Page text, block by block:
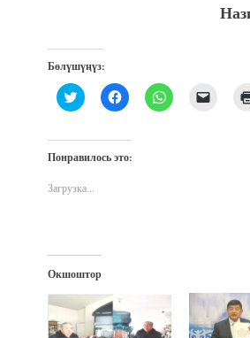
Бөлүшүңүз:
Нажмите,
чтобы
Twitter
(Открывается
в
окне)
Нажмите,
чтобы
Facebook
(Открывается
в
Нажмите,
чтобы ссылку
Понравилось это:
Загрузка...
Окшоштор